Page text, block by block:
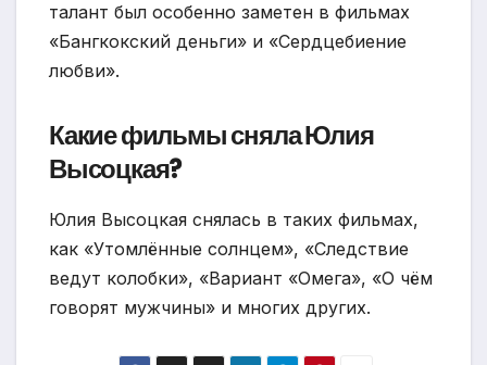
талант был особенно заметен в фильмах
«Бангкокский деньги» и «Сердцебиение
любви».
Какие фильмы сняла Юлия
Высоцкая?
Юлия Высоцкая снялась в таких фильмах,
как «Утомлённые солнцем», «Следствие
ведут колобки», «Вариант «Омега», «О чём
говорят мужчины» и многих других.